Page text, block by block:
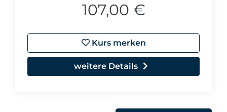
107,00 €
Kurs merken
weitere Details